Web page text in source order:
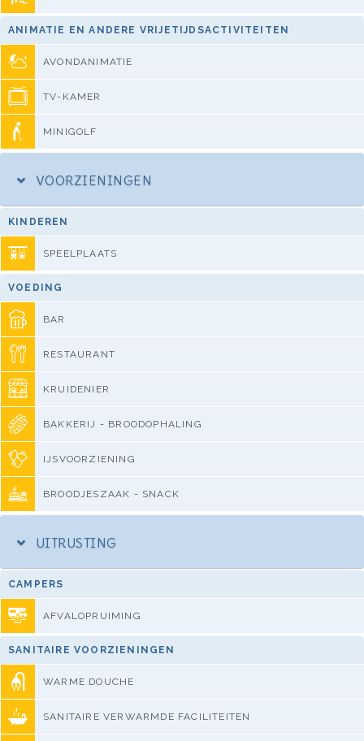
ANIMATIE EN ANDERE VRIJETIJDSACTIVITEITEN
AVONDANIMATIE
TV-KAMER
MINIGOLF
VOORZIENINGEN
KINDEREN
SPEELPLAATS
VOEDING
BAR
RESTAURANT
KRUIDENIER
BAKKERIJ - BROODOPHALING
IJSVOORZIENING
BROODJESZAAK - SNACK
UITRUSTING
CAMPERS
AFVALOPRUIMING
SANITAIRE VOORZIENINGEN
WARME DOUCHE
SANITAIRE VERWARMDE FACILITEITEN